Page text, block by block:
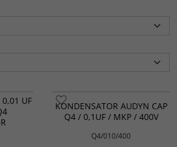
UF
KONDENSATOR AUDYN CAP
Q4 / 0,1UF / MKP / 400V
Q4/010/400